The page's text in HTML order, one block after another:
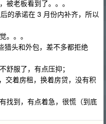
被老板看到了。。。
的承诺在 3 月份内补齐，所以
。。。
猎头和外包，差不多都拒绝
舒服了，有点压抑；
交着房租，换着房贷，没有积
找到，有点着急，很慌（到底